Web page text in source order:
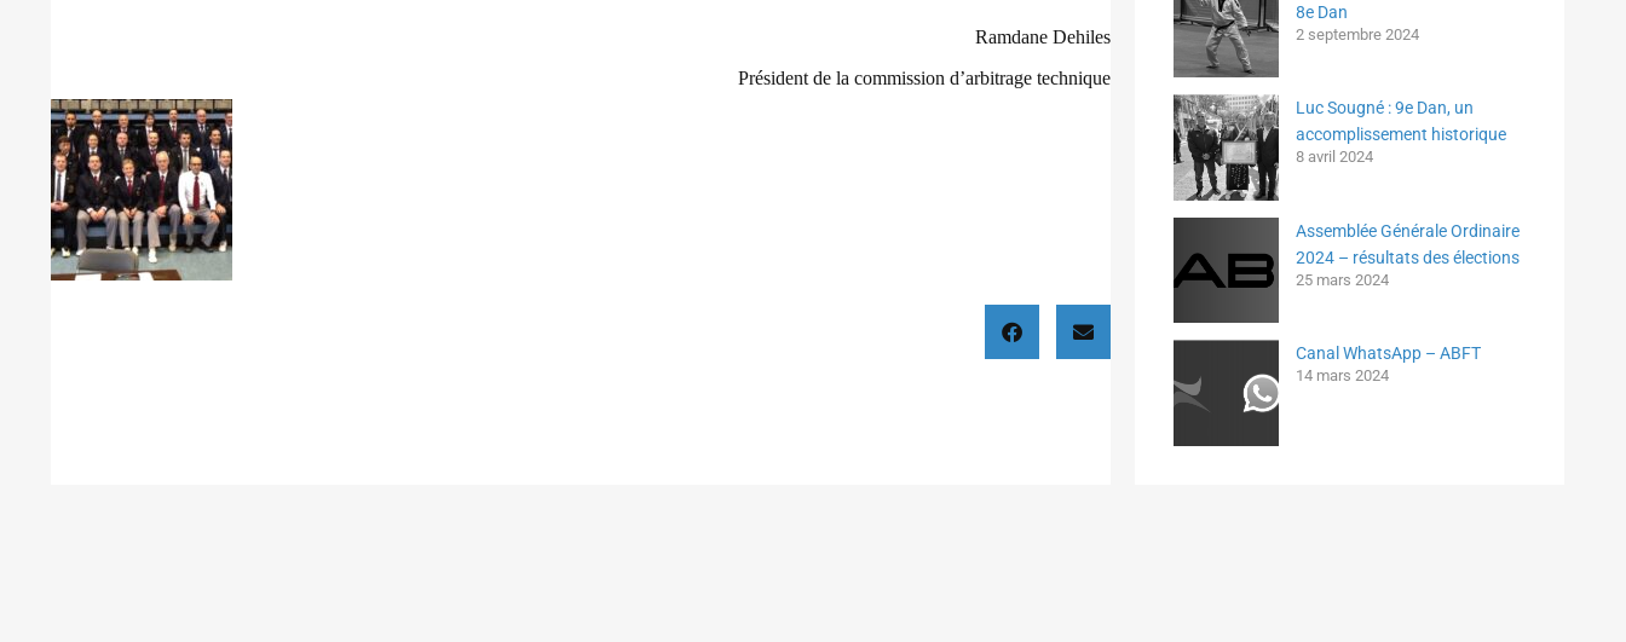
Ramdane Dehiles
Président de la commission d’arbitrage technique
8e Dan
2 septembre 2024
Luc Sougné : 9e Dan, un
accomplissement historique
8 avril 2024
Assemblée Générale Ordinaire
2024 – résultats des élections
25 mars 2024
Canal WhatsApp – ABFT
14 mars 2024